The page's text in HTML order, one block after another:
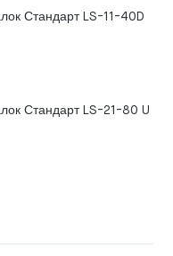
Стандарт LS-11-40D
Стандарт LS-21-80 U